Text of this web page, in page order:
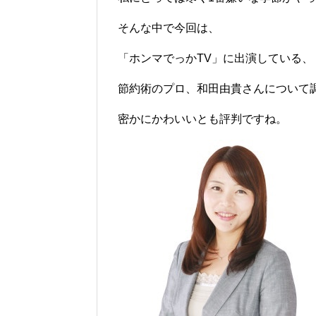
そんな中で今回は、
「ホンマでっかTV」に出演している、
節約術のプロ、和田由貴さんについて
密かにかわいいとも評判ですね。